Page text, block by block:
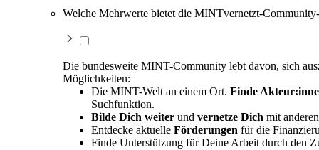
Welche Mehrwerte bietet die MINTvernetzt-
Die bundesweite MINT-Community lebt davon, sich
Möglichkeiten:
Die MINT-Welt an einem Ort. Finde
Suchfunktion.
Bilde Dich weiter und vernetze Dich mit
Entdecke aktuelle Förderungen für die
Finde Unterstützung für Deine Arbeit durch den